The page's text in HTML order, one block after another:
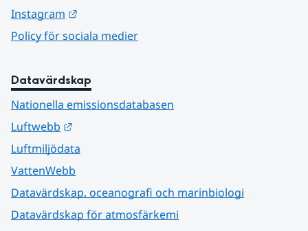
Instagram
Policy för sociala medier
Datavärdskap
Nationella emissionsdatabasen
Luftwebb
Luftmiljödata
VattenWebb
Datavärdskap, oceanografi och marinbiologi
Datavärdskap för atmosfärkemi